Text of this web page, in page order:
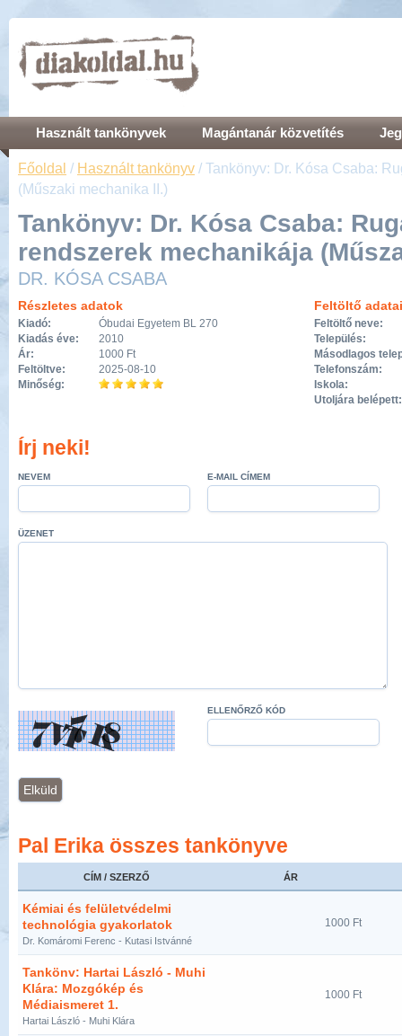
Használt tankönyvek Magántanár közvetítés
Főoldal / Használt tankönyv / Tankönyv: Dr. Kósa Csaba:
(Műszaki mechanika II.)
Tankönyv: Dr. Kósa Csaba:
rendszerek mechanikája
DR. KÓSA CSABA
Részletes adatok
Kiadó:
Óbudai Egyetem BL 270
Kiadás éve:
2010
Ár:
1000 Ft
Feltöltve:
2025-08-10
Minőség:
Feltöltő adatai
Feltöltő neve:
Település:
Másodlagos
Telefonszám:
Iskola:
Utoljára belépett:
Írj neki!
NEVEM E-MAIL CÍMEM
ÜZENET
ELLENŐRZŐ KÓD
Pal Erika összes tankönyve
CÍM / SZERZŐ ÁR
Kémiai és felületvédelmi
technológia gyakorlatok
Dr. Komáromi Ferenc - Kutasi Istvánné
1000 Ft
Tankönv: Hartai László - Muhi
Klára: Mozgókép és
Médiaismeret 1.
Hartai László - Muhi Klára
1000 Ft